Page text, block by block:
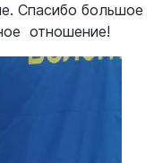
Спасибо большое
отношение!